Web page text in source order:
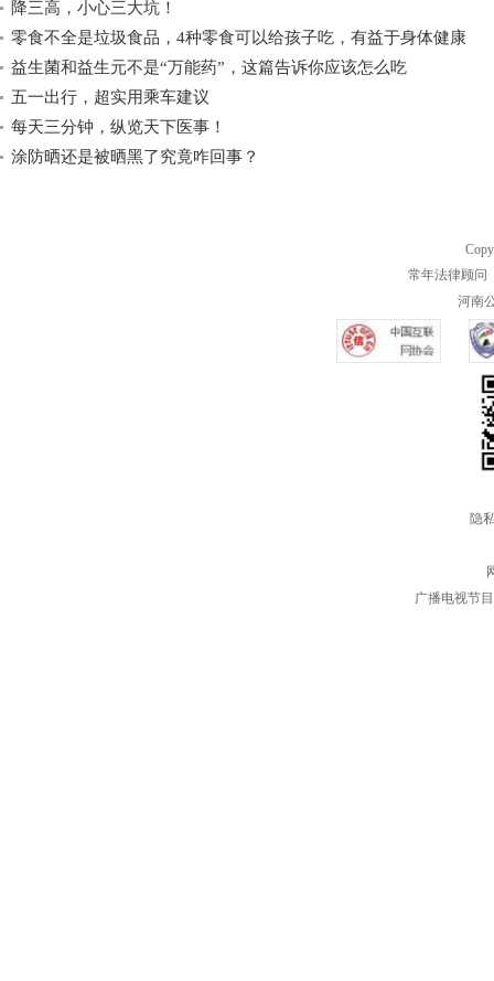
降三高，小心三大坑！
零食不全是垃圾食品，4种零食可以给孩子吃，有益于身体健康
益生菌和益生元不是“万能药”，这篇告诉你应该怎么吃
五一出行，超实用乘车建议
每天三分钟，纵览天下医事！
涂防晒还是被晒黑了究竟咋回事？
常年法律顾问
河南
隐
广播电视节